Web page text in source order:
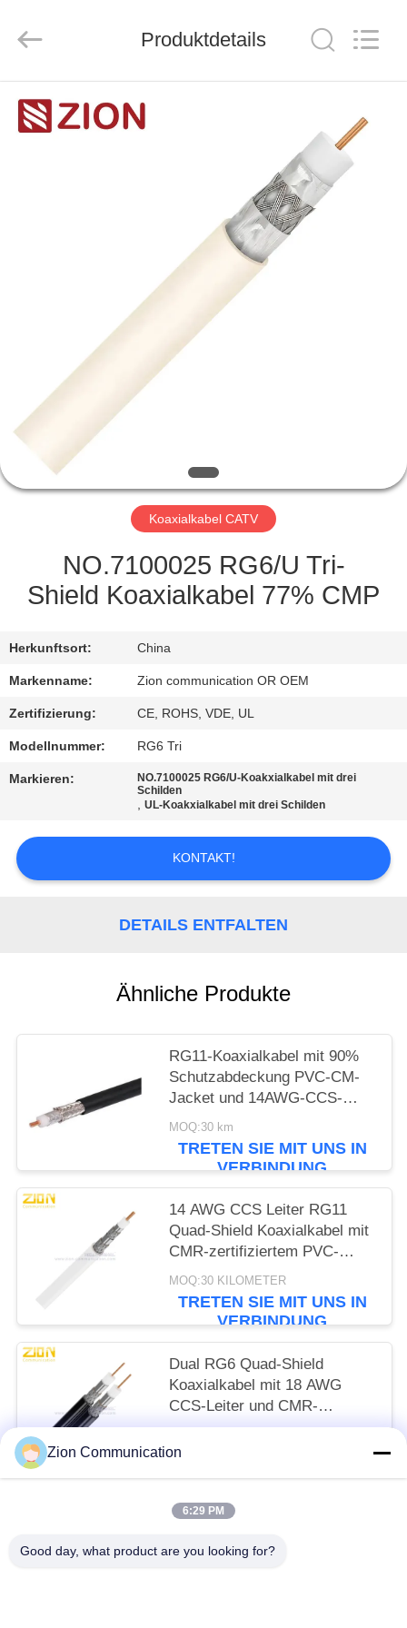
HAUS
AUSFLUG
QUALITÄTSKONTROLLE
TRETEN
SIE
MIT
VERBINDUNG
FORDERN
SIE EIN
ZITAT
POLICY
LTD.
Produktdetails
Koaxialkabel CATV
NO.7100025 RG6/U Tri-
Shield Koaxialkabel 77% CMP
Herkunftsort: China
Markenname: Zion communication OR OEM
Zertifizierung: CE, ROHS, VDE, UL
Modellnummer: RG6 Tri
Markieren:
NO.7100025 RG6/U-Koakxialkabel mit drei
Schilden
,UL-Koakxialkabel mit drei Schilden
KONTAKT!
DETAILS ENTFALTEN
Ähnliche Produkte
RG11-Koaxialkabel mit 90%
Schutzabdeckung PVC-CM-
Jacket und 14AWG-CCS-
Leiter für CATV-Systeme
MOQ:30 km
TRETEN SIE MIT UNS IN
VERBINDUNG
14 AWG CCS Leiter RG11
Quad-Shield Koaxialkabel mit
CMR-zertifiziertem PVC-
Mantel für CATV
MOQ:30 KILOMETER
TRETEN SIE MIT UNS IN
VERBINDUNG
Dual RG6 Quad-Shield
Koaxialkabel mit 18 AWG
CCS-Leiter und CMR-
zertifiziert für CATV-MATV-
Systeme
TRETEN SIE MIT UNS IN
VERBINDUNG
Zion Communication
6:29 PM
Good day, what product are you looking for?